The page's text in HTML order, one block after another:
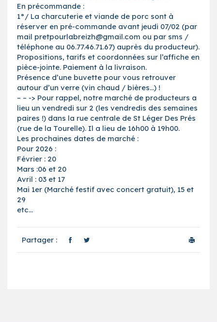
En précommande :
1°/ La charcuterie et viande de porc sont à
réserver en pré-commande avant jeudi 07/02 (par
mail pretpourlabreizh@gmail.com ou par sms /
téléphone au 06.77.46.71.67) auprès du producteur).
Propositions, tarifs et coordonnées sur l’affiche en
pièce-jointe. Paiement à la livraison.
Présence d’une buvette pour vous retrouver
autour d’un verre (vin chaud / bières…) !
– – -> Pour rappel, notre marché de producteurs a
lieu un vendredi sur 2 (les vendredis des semaines
paires !) dans la rue centrale de St Léger Des Prés
(rue de la Tourelle). Il a lieu de 16h00 à 19h00.
Les prochaines dates de marché :
Pour 2026 :
Février : 20
Mars :06 et 20
Avril : 03 et 17
Mai 1er (Marché festif avec concert gratuit), 15 et
29
etc…
Partager :